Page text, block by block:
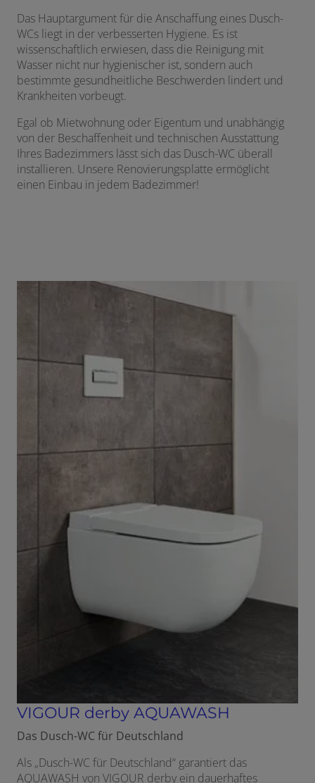
Das Hauptargument für die Anschaffung eines Dusch-
WCs liegt in der verbesserten Hygiene. Es ist
wissenschaftlich erwiesen, dass die Reinigung mit
Wasser nicht nur hygienischer ist, sondern auch
bestimmte gesundheitliche Beschwerden lindert und
Krankheiten vorbeugt.
Egal ob Mietwohnung oder Eigentum und unabhängig
von der Beschaffenheit und technischen Ausstattung
Ihres Badezimmers lässt sich das Dusch-WC überall
installieren. Unsere Renovierungsplatte ermöglicht
einen Einbau in jedem Badezimmer!
VIGOUR derby AQUAWASH
Das Dusch-WC für Deutschland
Als „Dusch-WC für Deutschland“ garantiert das
AQUAWASH von VIGOUR derby ein dauerhaftes